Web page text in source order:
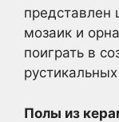
представлен
мозаик и
поиграть в
Полы из